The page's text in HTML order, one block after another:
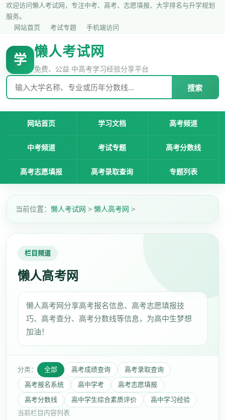
欢迎访问懒人考试网，专注中考、高考、志愿填报、大学排名与升学规划
服务。
网站首页
考试专题 手机端访问
学
懒人考试网
免费、公益 中高考学习经验分享平台
搜索
网站首页 学习文档 高考频道
中考频道 考试专题 高考分数线
高考志愿填报 高考录取查询 专题列表
当前位置： 懒人考试网 > 懒人高考网 >
栏目频道
懒人高考网
懒人高考网分享高考报名信息、高考志愿填报技
巧、高考查分、高考分数线等信息，为高中生梦想
加油！
分类： 全部 高考成绩查询
高考录取查询
高考报名系统
高中学考
高考志愿填报
高考分数线
高中学生综合素质评价
高中学习经验
当前栏目内容列表